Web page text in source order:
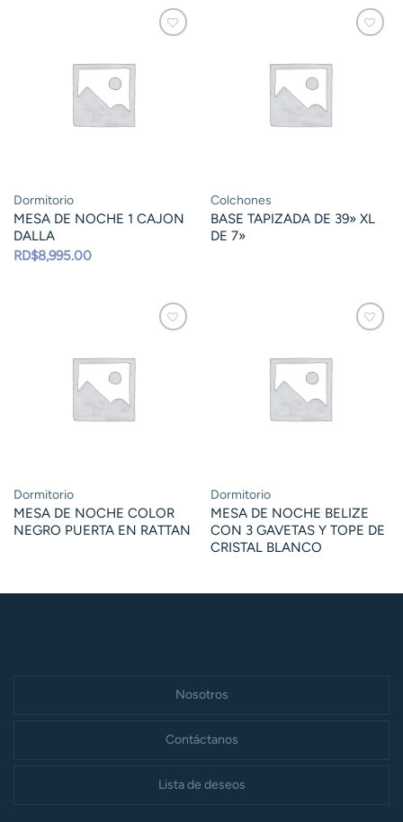
Dormitorio
MESA DE NOCHE 1 CAJON
DALLA
RD$8,995.00
Colchones
BASE TAPIZADA DE 39» XL
DE 7»
Dormitorio
MESA DE NOCHE COLOR
NEGRO PUERTA EN RATTAN
Dormitorio
MESA DE NOCHE BELIZE
CON 3 GAVETAS Y TOPE DE
CRISTAL BLANCO
Nosotros
Contáctanos
Lista de deseos